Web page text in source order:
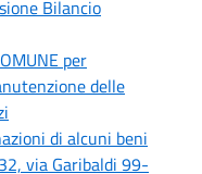
Bilancio
per
delle
di alcuni beni
via Garibaldi 99-